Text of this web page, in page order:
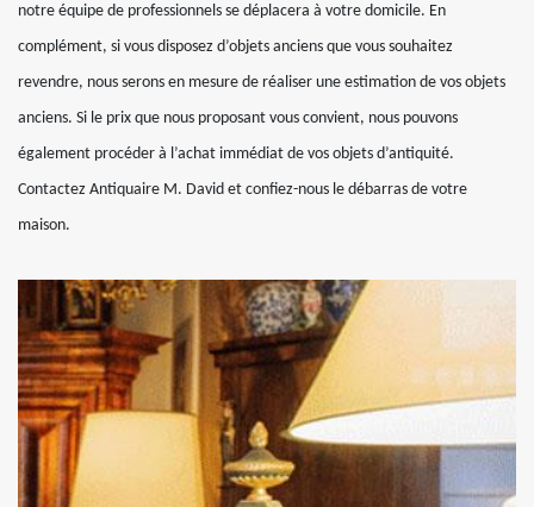
notre équipe de professionnels se déplacera à votre domicile. En
complément, si vous disposez d’objets anciens que vous souhaitez
revendre, nous serons en mesure de réaliser une estimation de vos objets
anciens. Si le prix que nous proposant vous convient, nous pouvons
également procéder à l’achat immédiat de vos objets d’antiquité.
Contactez Antiquaire M. David et confiez-nous le débarras de votre
maison.